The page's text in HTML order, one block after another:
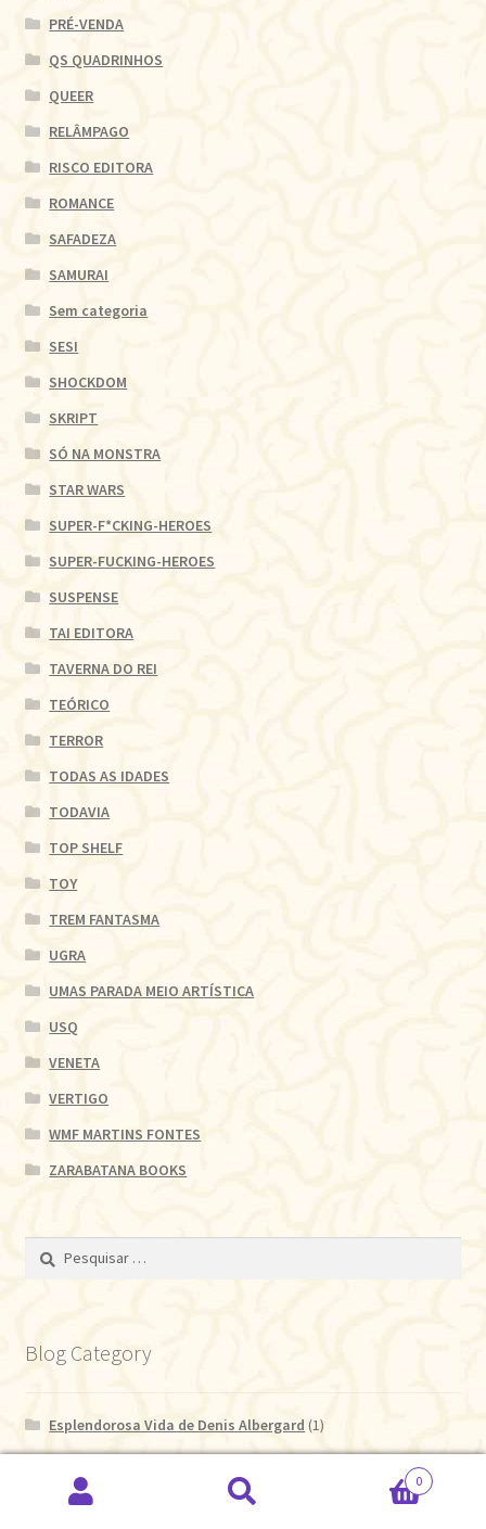
PRÉ-VENDA
QS QUADRINHOS
QUEER
RELÂMPAGO
RISCO EDITORA
ROMANCE
SAFADEZA
SAMURAI
Sem categoria
SESI
SHOCKDOM
SKRIPT
SÓ NA MONSTRA
STAR WARS
SUPER-F*CKING-HEROES
SUPER-FUCKING-HEROES
SUSPENSE
TAI EDITORA
TAVERNA DO REI
TEÓRICO
TERROR
TODAS AS IDADES
TODAVIA
TOP SHELF
TOY
TREM FANTASMA
UGRA
UMAS PARADA MEIO ARTÍSTICA
USQ
VENETA
VERTIGO
WMF MARTINS FONTES
ZARABATANA BOOKS
Pesquisar
Blog Category
Esplendorosa Vida de Denis Albergard (1)
The Amazing Pedro(15)
Pesquisar
Pesquisar
0